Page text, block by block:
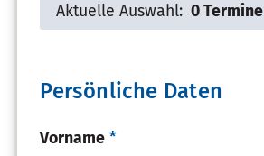
Aktuelle Auswahl: 0 Termine
Persönliche Daten
Pflichtfeld
Vorname *